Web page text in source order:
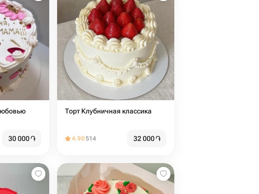
30 000֏
Торт Клубничная классика
4.90514 32 000֏